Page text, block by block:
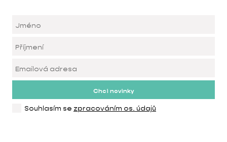
Chci novinky
Souhlasím se zpracováním os. údajů